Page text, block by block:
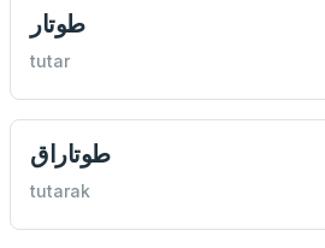
طوتار
tutar
طوتاراق
tutarak